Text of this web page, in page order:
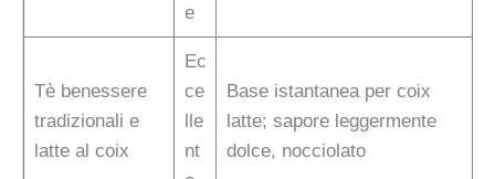
e
Tè benessere
tradizionali e
latte al coix
Ec
ce
lle
nt
Base istantanea per coix
latte; sapore leggermente
dolce, nocciolato